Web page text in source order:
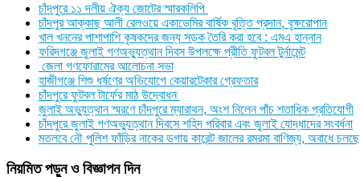
চাঁদপুরে ১১ দলীয় ঐক্য জোটের স্মারকলিপি
চাঁদপুর আক্কাছ আলী রেলওয়ে একাডেমির বার্ষিক বৃত্তি প্রদান, বৃক্ষরোপান
খাল খননের পাশাপাশি কৃষকদের জন্য সড়ক তৈরি করা হবে : এমএ হান্নান
ফরিদগঞ্জে জুলাই গণঅভ্যুত্থান দিবস উপলক্ষে প্রীতি ফুটবল টুর্নামেন্ট
জেলা গণফোরামের আলোচনা সভা
হাজীগঞ্জে শিশু ধর্ষণের অভিযোগে কেয়ারটেকার গ্রেফতার
চাঁদপুরে ফুটবল টার্ফের মাঠ উদ্বোধন
জুলাই অভ্যুত্থান স্মরণে চাঁদপুরে ম্যারাথন, অংশ নিলেন পাঁচ শতাধিক প্রতিযোগী
চাঁদপুরে জুলাই গণঅভ্যুত্থান দিবসে শহিদ পরিবার এবং জুলাই যোদ্ধাদের সংবর্ধনা
মতলবে নৌ পুলিশ ফাঁড়ির নাকের ডগায় কারেন্ট জালের রমরমা বাণিজ্য, অবাধে
নিয়মিত পড়ুন ও বিজ্ঞাপন দিন